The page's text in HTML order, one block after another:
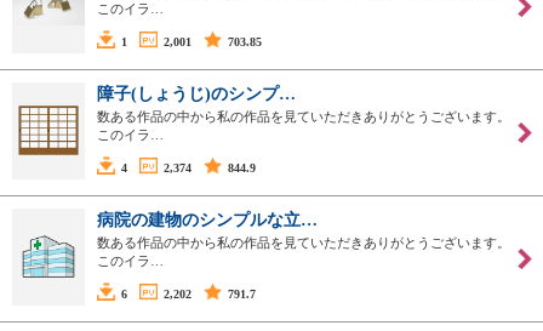
このイラ…
1 2,001 703.85
障子(しょうじ)のシンプ…
数ある作品の中から私の作品を見ていただきありがとうございます。
このイラ…
4 2,374 844.9
病院の建物のシンプルな立…
数ある作品の中から私の作品を見ていただきありがとうございます。
このイラ…
6 2,202 791.7